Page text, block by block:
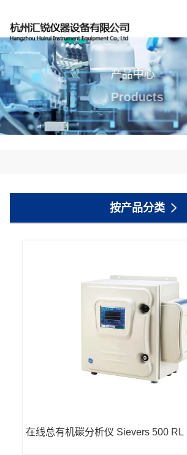
产品中心
Products
按产品分类
在线总有机碳分析仪 Sievers 500 RL